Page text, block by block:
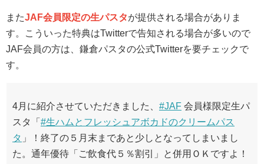
またJAF会員限定の生パスタが提供される場合がありま
す。こういった特典はTwitterで告知される場合が多いので
JAF会員の方は、鎌倉パスタの公式Twitterを要チェックで
す。
4月に紹介させていただきました、 #JAF 会員様限定生パ
スタ「 #生ハムとフレッシュアボカドのクリームパス
タ 」！終了の５月末まであと少しとなってしまいまし
た。通年優待「ご飲食代５％割引」と併用ＯＫですよ！